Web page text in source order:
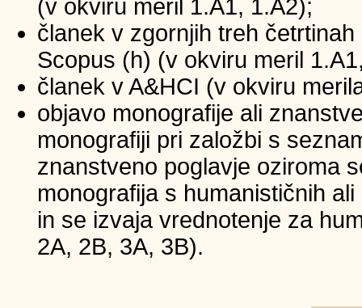
(v okviru meril 1.A1, 1.A2);
članek v zgornjih treh
Scopus (h) (v okviru meril
članek v A&HCI (v okviru
objavo monografije ali
monografiji pri založbi s
znanstveno poglavje oziroma
monografija s humanističnih
in se izvaja vrednotenje za
2A, 2B, 3A, 3B).